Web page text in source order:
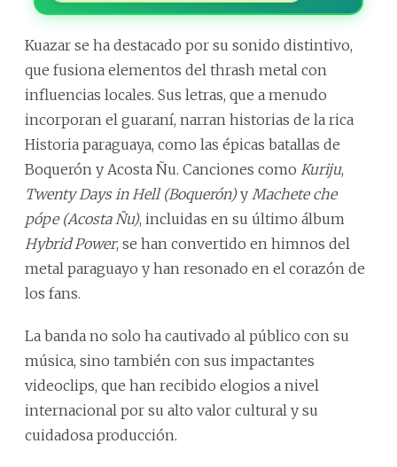
Kuazar se ha destacado por su sonido distintivo,
que fusiona elementos del thrash metal con
influencias locales. Sus letras, que a menudo
incorporan el guaraní, narran historias de la rica
Historia paraguaya, como las épicas batallas de
Boquerón y Acosta Ñu. Canciones como Kuriju,
Twenty Days in Hell (Boquerón)y Machete che
pópe (Acosta Ñu), incluidas en su último álbum
Hybrid Power, se han convertido en himnos del
metal paraguayo y han resonado en el corazón de
los fans.
La banda no solo ha cautivado al público con su
música, sino también con sus impactantes
videoclips, que han recibido elogios a nivel
internacional por su alto valor cultural y su
cuidadosa producción.